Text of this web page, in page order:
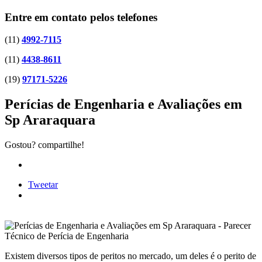
Entre em contato pelos telefones
(11) 4992-7115
(11) 4438-8611
(19) 97171-5226
Perícias de Engenharia e Avaliações em
Sp Araraquara
Gostou? compartilhe!
Tweetar
Existem diversos tipos de peritos no mercado, um deles é o perito de